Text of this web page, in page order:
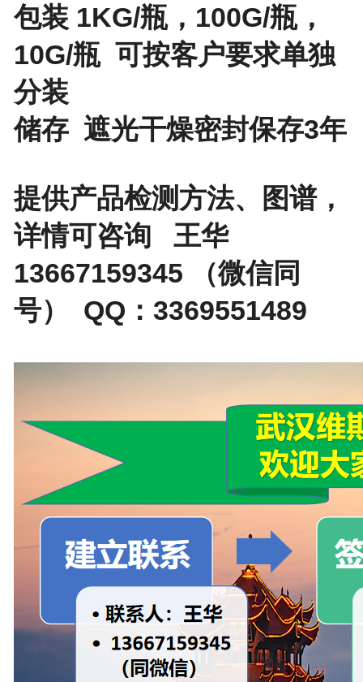
包装 1KG/瓶，100G/瓶，
10G/瓶 可按客户要求单独
分装
储存 遮光干燥密封保存3年
提供产品检测方法、图谱，
详情可咨询 王华
13667159345 （微信同
号） QQ：3369551489